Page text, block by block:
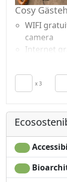
Cosy
WIFI
camera
Internet
TV in
Cucina
Frigobar
richiesta
risparmio
Soggiorno
Terrazza
x 3